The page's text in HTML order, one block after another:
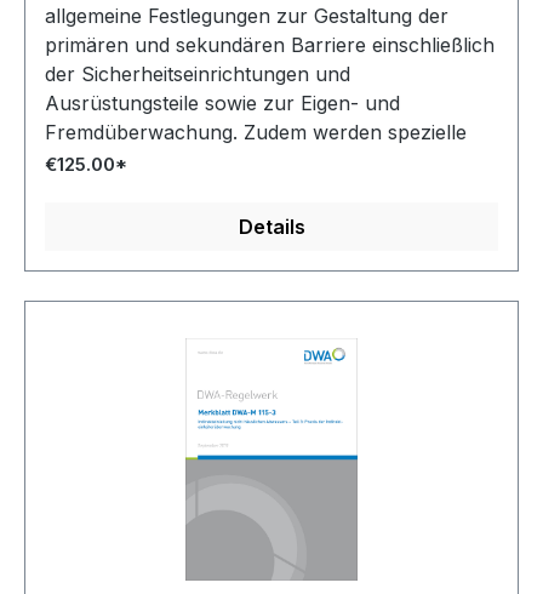
allgemeine Festlegungen zur Gestaltung der
primären und sekundären Barriere einschließlich
der Sicherheitseinrichtungen und
Ausrüstungsteile sowie zur Eigen- und
Fremdüberwachung. Zudem werden spezielle
Regelungen für die Anlagen getroffen, für die die
€125.00*
Details